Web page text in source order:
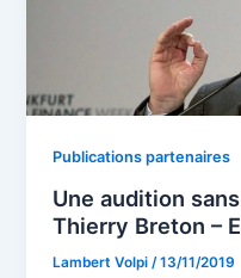
Publications partenaires
Une audition
Thierry Breton –
Lambert Volpi /13/11/2019